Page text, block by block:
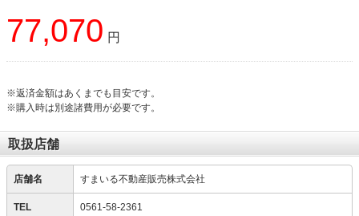
77,070 円
※返済金額はあくまでも目安です。
※購入時は別途諸費用が必要です。
取扱店舗
店舗名 すまいる不動産販売株式会社
TEL 0561-58-2361